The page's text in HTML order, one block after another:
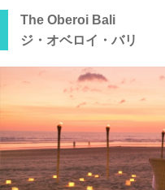
The Oberoi Bali
ジ・オベロイ・バリ